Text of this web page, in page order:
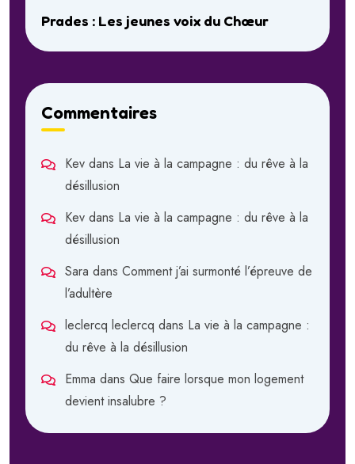
Prades : Les jeunes voix du Chœur
Commentaires
Kev dans La vie à la campagne : du rêve à la
désillusion
Kev dans La vie à la campagne : du rêve à la
désillusion
Sara dans Comment j’ai surmonté l’épreuve de
l’adultère
leclercq leclercq dans La vie à la campagne :
du rêve à la désillusion
Emma dans Que faire lorsque mon logement
devient insalubre ?